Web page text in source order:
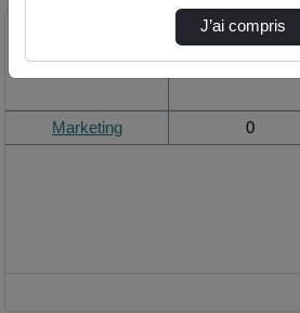
Vue de la
Marketing 0
J’ai compris